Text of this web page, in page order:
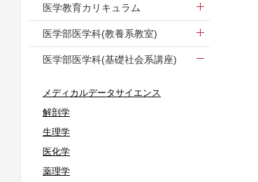
医学教育カリキュラム
医学部医学科(教養系教室)
医学部医学科(基礎社会系講座)
メディカルデータサイエンス
解剖学
生理学
医化学
薬理学